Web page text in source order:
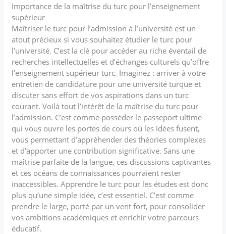
Importance de la maîtrise du turc pour l’enseignement
supérieur
Maîtriser le turc pour l’admission à l’université est un
atout précieux si vous souhaitez étudier le turc pour
l’université. C’est la clé pour accéder au riche éventail de
recherches intellectuelles et d’échanges culturels qu’offre
l’enseignement supérieur turc. Imaginez : arriver à votre
entretien de candidature pour une université turque et
discuter sans effort de vos aspirations dans un turc
courant. Voilà tout l’intérêt de la maîtrise du turc pour
l’admission. C’est comme posséder le passeport ultime
qui vous ouvre les portes de cours où les idées fusent,
vous permettant d’appréhender des théories complexes
et d’apporter une contribution significative. Sans une
maîtrise parfaite de la langue, ces discussions captivantes
et ces océans de connaissances pourraient rester
inaccessibles. Apprendre le turc pour les études est donc
plus qu’une simple idée, c’est essentiel. C’est comme
prendre le large, porté par un vent fort, pour consolider
vos ambitions académiques et enrichir votre parcours
éducatif.